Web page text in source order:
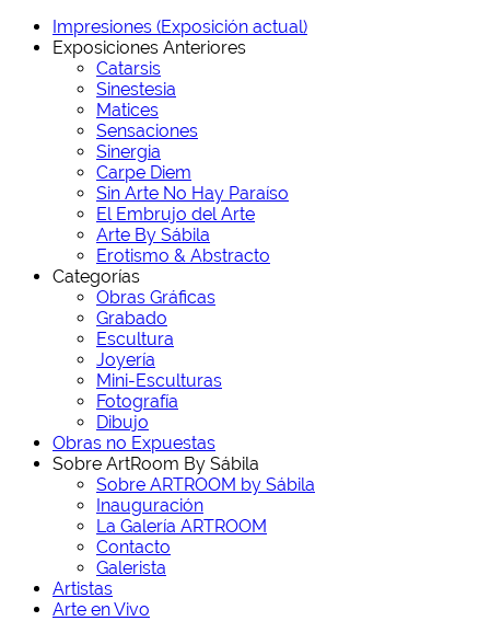
Impresiones (Exposición actual)
Exposiciones Anteriores
Catarsis
Sinestesia
Matices
Sensaciones
Sinergia
Carpe Diem
Sin Arte No Hay Paraíso
El Embrujo del Arte
Arte By Sábila
Erotismo & Abstracto
Categorías
Obras Gráficas
Grabado
Escultura
Joyería
Mini-Esculturas
Fotografía
Dibujo
Obras no Expuestas
Sobre ArtRoom By Sábila
Sobre ARTROOM by Sábila
Inauguración
La Galería ARTROOM
Contacto
Galerista
Artistas
Arte en Vivo